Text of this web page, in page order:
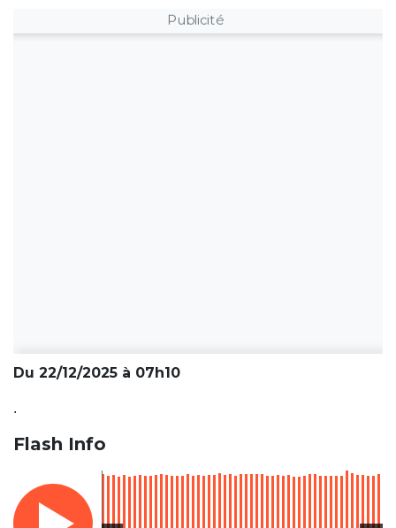
Publicité
Du 22/12/2025 à 07h10
.
Flash Info